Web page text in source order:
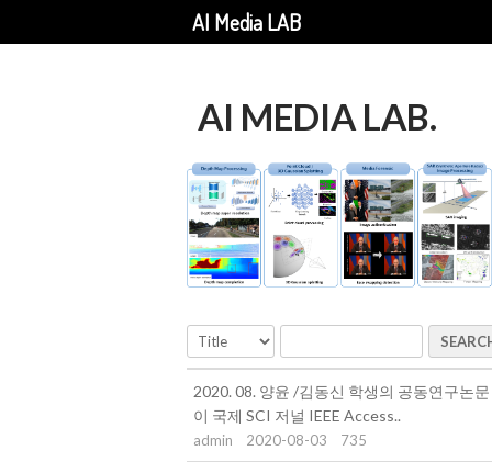
AI MEDIA LAB.
2020. 08. 양윤 /김동신 학생의 공동연구논문
이 국제 SCI 저널 IEEE Access..
admin 2020-08-03 735
AI Media LAB